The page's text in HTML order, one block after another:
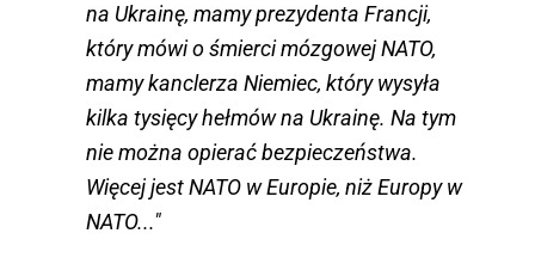
na Ukrainę, mamy prezydenta Francji,
który mówi o śmierci mózgowej NATO,
mamy kanclerza Niemiec, który wysyła
kilka tysięcy hełmów na Ukrainę. Na tym
nie można opierać bezpieczeństwa.
Więcej jest NATO w Europie, niż Europy w
NATO..."